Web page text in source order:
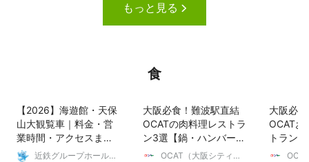
もっと見る
食
【2026】海遊館・天保
山大観覧車｜料金・営
業時間・アクセスまと
め
近鉄グループホールデ
大阪必食！難波駅直結
OCATの肉料理レストラ
ン3選【鍋・ハンバー
グ・スペアリブ】
OCAT（大阪シティエ
大阪必
OCATお
トラン3
き・丼